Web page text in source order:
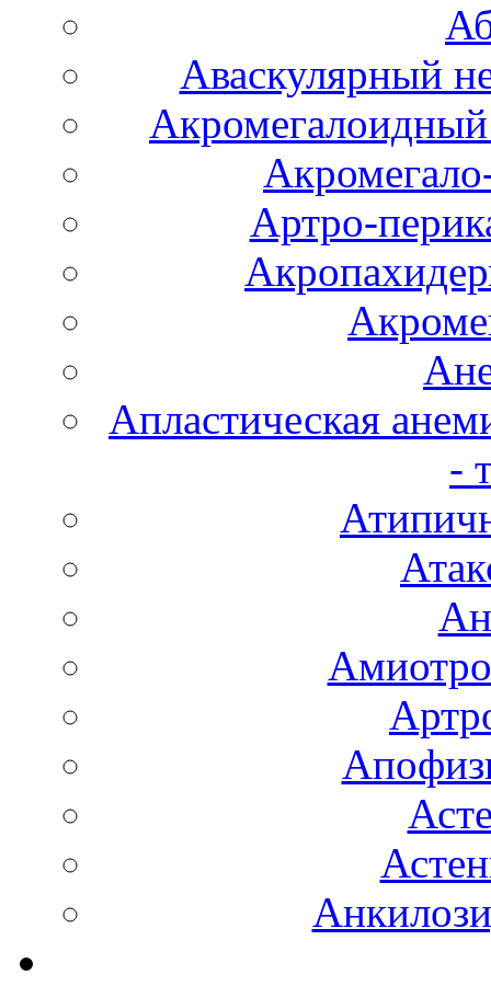
Аваскулярный
Акромегалоидный
Артро-
Апластическая
-